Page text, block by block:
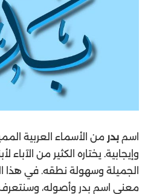
اسم بدر من الأسماء العربية
وإيجابية. يختاره الكثير من الآباء
الجميلة وسهولة نطقه. في هذا
معنى اسم بدر وأصوله،